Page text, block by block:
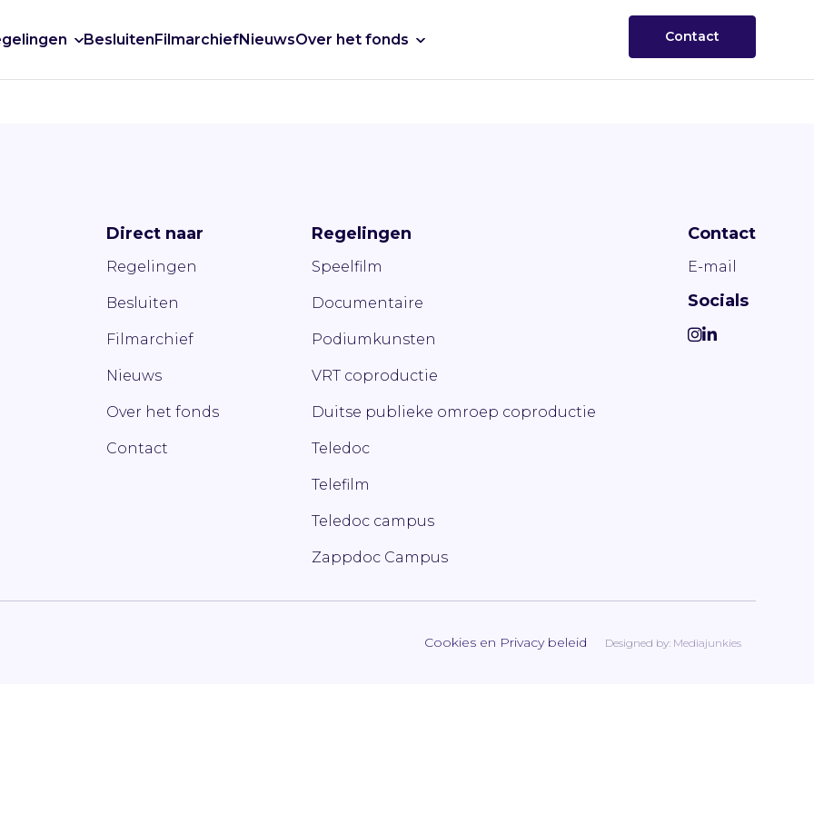
BesluitenFilmarchiefNieuwsOver het fonds Contact
Direct naar
Regelingen
Besluiten
Filmarchief
Nieuws
Over het fonds
Contact
Regelingen
Speelfilm
Documentaire
Podiumkunsten
VRT coproductie
Duitse publieke omroep coproductie
Teledoc
Telefilm
Teledoc campus
Zappdoc Campus
Contact
E-mail
Socials
Cookies en Privacy beleid Designed by: Mediajunkies